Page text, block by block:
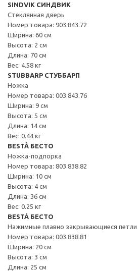
SINDVIK СИНДВИК
Стеклянная дверь
Номер товара: 903.843.72
Ширина: 60 см
Высота: 2 см
Длина: 70 см
Вес: 4.58 кг
STUBBARP СТУББАРП
Ножка
Номер товара: 003.843.76
Ширина: 9 см
Высота: 5 см
Длина: 14 см
Вес: 0.44 кг
BESTÅ БЕСТО
Ножка-подпорка
Номер товара: 803.838.82
Ширина: 10 см
Высота: 4 см
Длина: 36 см
Вес: 0.25 кг
BESTÅ БЕСТО
Нажимные плавно закрывающиеся петли
Номер товара: 003.838.81
Ширина: 20 см
Высота: 3 см
Длина: 25 см